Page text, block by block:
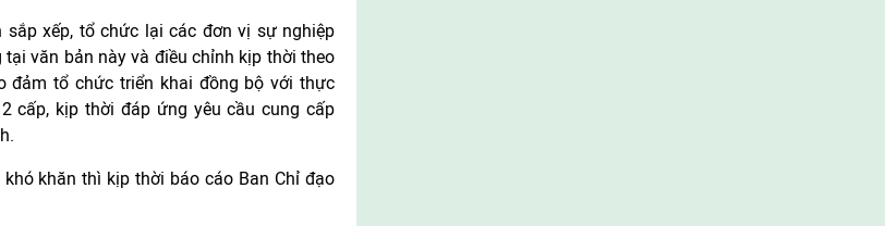
xếp, tổ chức lại các đơn vị sự nghiệp
văn bản này và điều chỉnh kịp thời theo
đảm tổ chức triển khai đồng bộ với thực
cấp, kịp thời đáp ứng yêu cầu cung cấp
khăn thì kịp thời báo cáo Ban Chỉ đạo